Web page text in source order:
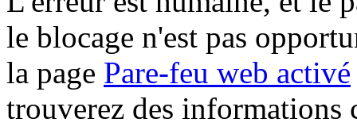
le blocage n'est pas
la page Pare-feu web activé
trouverez des informations